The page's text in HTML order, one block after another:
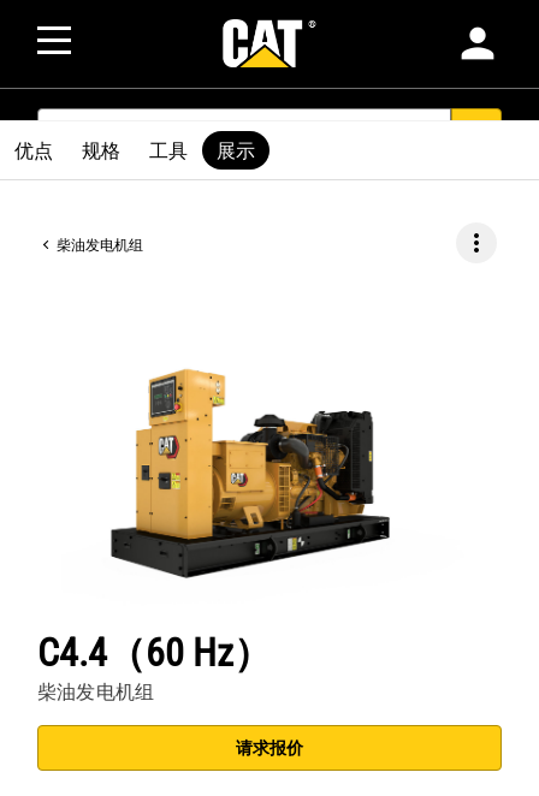
person
SEARCH
柴油发电机组 more_vert
C4.4（60 Hz）
柴油发电机组
请求报价
优点 规格 工具 展示